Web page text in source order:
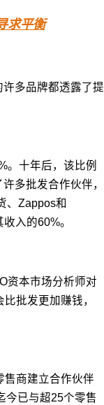
求平衡
多品牌都透露了提
。十年后，该比例
多批发合作伙伴，
、Zappos和
入的60%。
资本市场分析师对
批发更加赚钱，
售商建立合作伙伴
今已与超25个零售